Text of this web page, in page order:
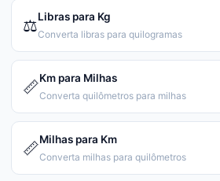
⚖️Libras para Kg
Converta libras para quilogramas
📏Km para Milhas
Converta quilômetros para milhas
📏Milhas para Km
Converta milhas para quilômetros